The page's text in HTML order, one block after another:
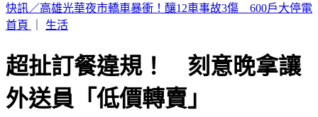
預告基本工資要漲了！賴清德喊話企業：有獲利替「員工加
薪」
超扯訂餐違規！ 刻意晚拿讓